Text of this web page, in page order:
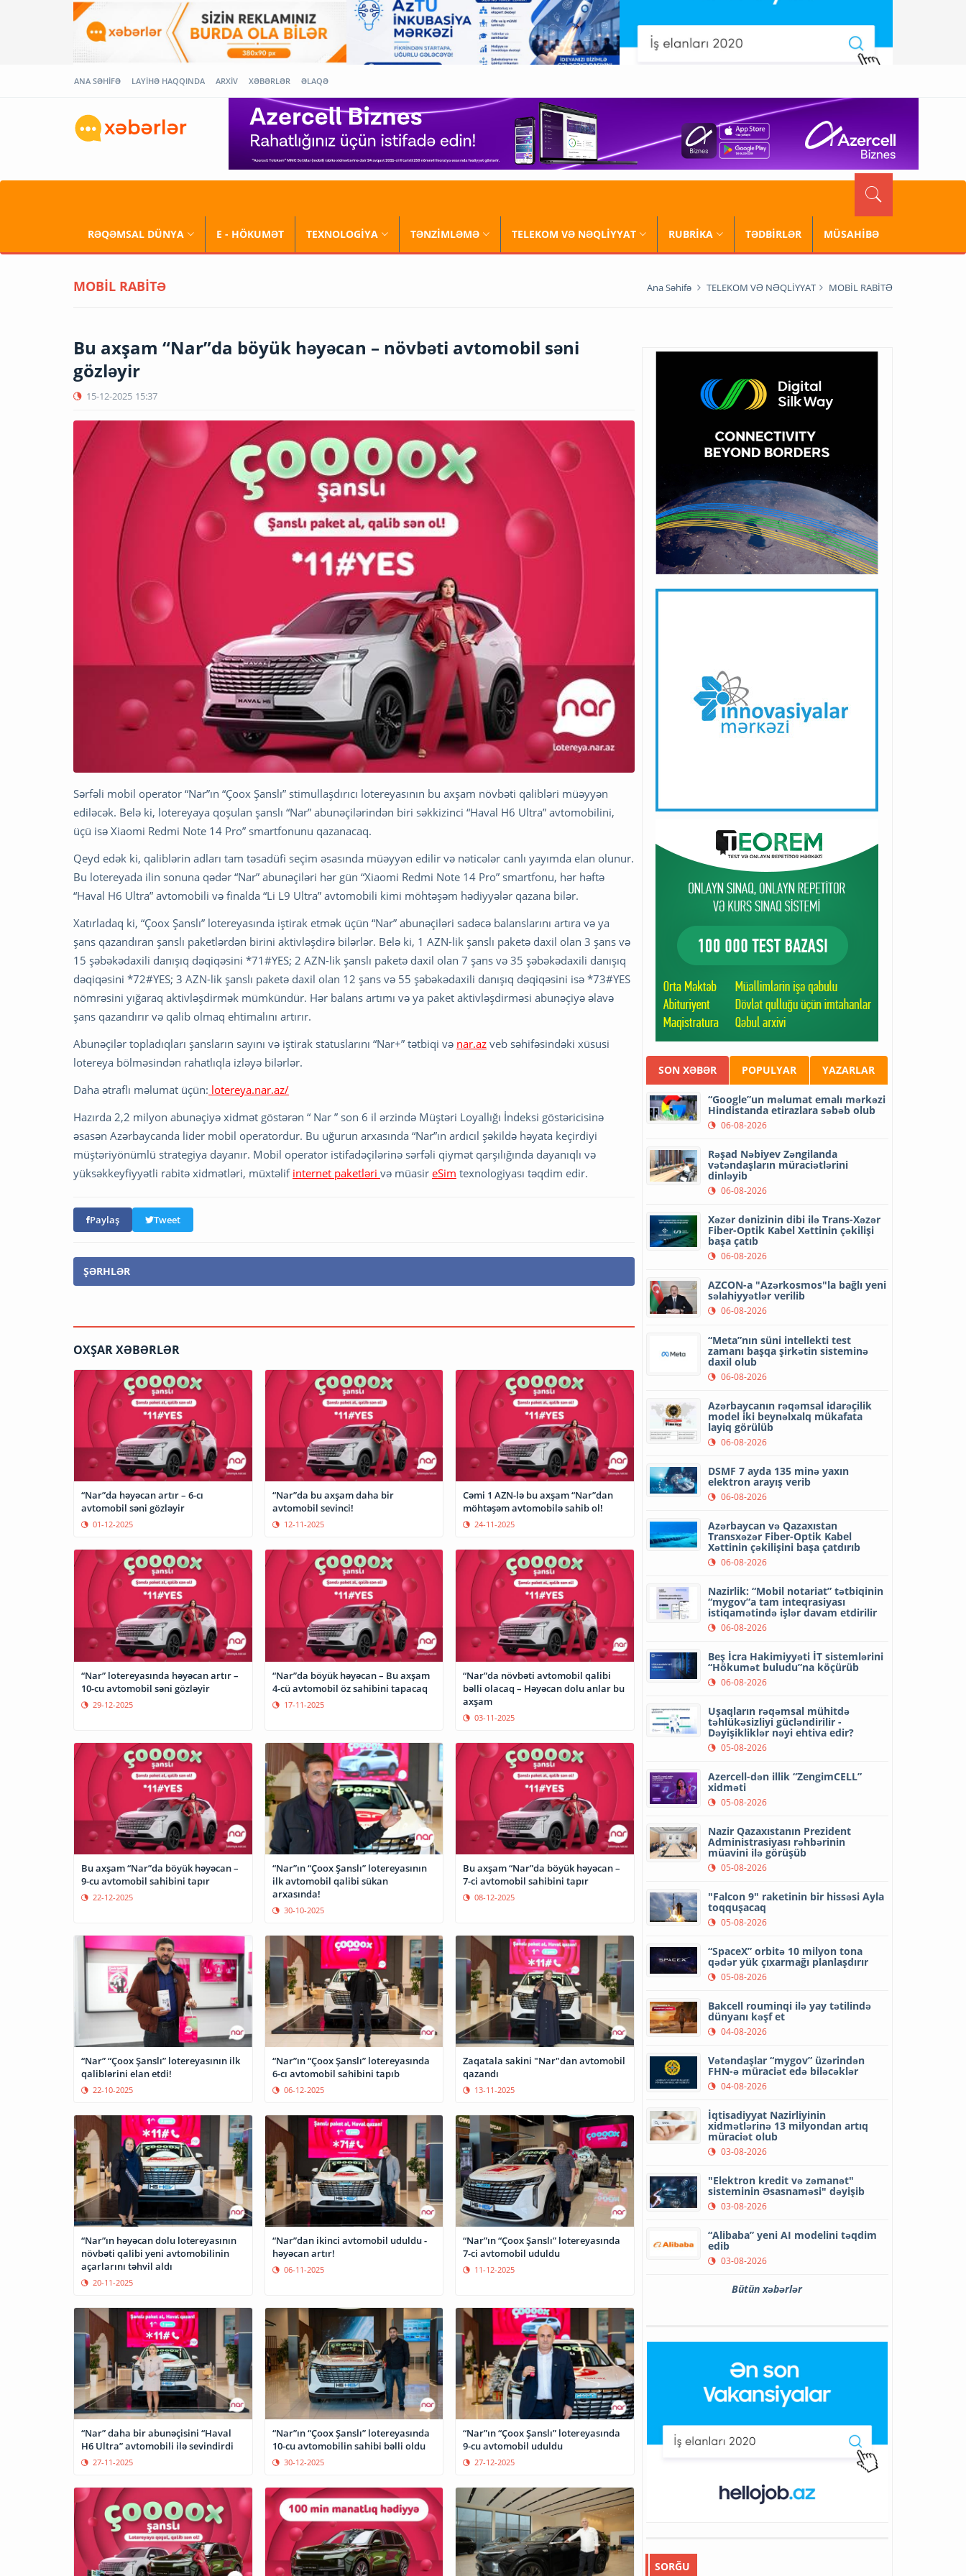
ANA SƏHİFƏ LAYİHƏ HAQQINDA ARXİV XƏBƏRLƏR ƏLAQƏ
RƏQƏMSAL DÜNYA E - HÖKUMƏT TEXNOLOGİYA TƏNZİMLƏMƏ TELEKOM VƏ NƏQLİYYAT RUBRİKA TƏDBİRLƏR MÜSAHİBƏ
MOBİL RABİTƏ Ana Səhifə TELEKOM VƏ NƏQLİYYAT MOBİL RABİTƏ
Bu axşam “Nar”da böyük həyəcan – növbəti avtomobil səni
gözləyir
15-12-2025 15:37
Sərfəli mobil operator “Nar”ın “Çoox Şanslı” stimullaşdırıcı lotereyasının bu axşam növbəti qalibləri müəyyən
ediləcək. Belə ki, lotereyaya qoşulan şanslı “Nar” abunəçilərindən biri səkkizinci “Haval H6 Ultra” avtomobilini,
üçü isə Xiaomi Redmi Note 14 Pro” smartfonunu qazanacaq.
Qeyd edək ki, qaliblərin adları tam təsadüfi seçim əsasında müəyyən edilir və nəticələr canlı yayımda elan olunur.
Bu lotereyada ilin sonuna qədər “Nar” abunəçiləri hər gün “Xiaomi Redmi Note 14 Pro” smartfonu, hər həftə
“Haval H6 Ultra” avtomobili və finalda “Li L9 Ultra” avtomobili kimi möhtəşəm hədiyyələr qazana bilər.
Xatırladaq ki, “Çoox Şanslı” lotereyasında iştirak etmək üçün “Nar” abunəçiləri sadəcə balanslarını artıra və ya
şans qazandıran şanslı paketlərdən birini aktivləşdirə bilərlər. Belə ki, 1 AZN-lik şanslı paketə daxil olan 3 şans və
15 şəbəkədaxili danışıq dəqiqəsini *71#YES; 2 AZN-lik şanslı paketə daxil olan 7 şans və 35 şəbəkədaxili danışıq
dəqiqəsini *72#YES; 3 AZN-lik şanslı paketə daxil olan 12 şans və 55 şəbəkədaxili danışıq dəqiqəsini isə *73#YES
nömrəsini yığaraq aktivləşdirmək mümkündür. Hər balans artımı və ya paket aktivləşdirməsi abunəçiyə əlavə
şans qazandırır və qalib olmaq ehtimalını artırır.
Abunəçilər topladıqları şansların sayını və iştirak statuslarını “Nar+” tətbiqi və nar.az veb səhifəsindəki xüsusi
lotereya bölməsindən rahatlıqla izləyə bilərlər.
Daha ətraflı məlumat üçün: lotereya.nar.az/
Hazırda 2,2 milyon abunəçiyə xidmət göstərən “ Nar ” son 6 il ərzində Müştəri Loyallığı İndeksi göstəricisinə
əsasən Azərbaycanda lider mobil operatordur. Bu uğurun arxasında “Nar”ın ardıcıl şəkildə həyata keçirdiyi
müştəriyönümlü strategiya dayanır. Mobil operator istifadəçilərinə sərfəli qiymət qarşılığında dayanıqlı və
yüksəkkeyfiyyətli rabitə xidmətləri, müxtəlif internet paketləri və müasir eSim texnologiyası təqdim edir.
Paylaş Tweet
ŞƏRHLƏR
OXŞAR XƏBƏRLƏR
“Nar”da həyəcan artır – 6-cı
avtomobil səni gözləyir
01-12-2025
“Nar”da bu axşam daha bir
avtomobil sevinci!
12-11-2025
Cəmi 1 AZN-lə bu axşam “Nar”dan
möhtəşəm avtomobilə sahib ol!
24-11-2025
“Nar” lotereyasında həyəcan artır –
10-cu avtomobil səni gözləyir
29-12-2025
“Nar”da böyük həyəcan – Bu axşam
4-cü avtomobil öz sahibini tapacaq
17-11-2025
“Nar”da növbəti avtomobil qalibi
bəlli olacaq – Həyəcan dolu anlar bu
axşam
03-11-2025
Bu axşam “Nar”da böyük həyəcan –
9-cu avtomobil sahibini tapır
22-12-2025
“Nar”ın “Çoox Şanslı” lotereyasının
ilk avtomobil qalibi sükan
arxasında!
30-10-2025
Bu axşam “Nar”da böyük həyəcan –
7-ci avtomobil sahibini tapır
08-12-2025
“Nar” “Çoox Şanslı” lotereyasının ilk
qaliblərini elan etdi!
22-10-2025
“Nar”ın “Çoox Şanslı” lotereyasında
6-cı avtomobil sahibini tapıb
06-12-2025
Zaqatala sakini "Nar"dan avtomobil
qazandı
13-11-2025
“Nar”ın həyəcan dolu lotereyasının
növbəti qalibi yeni avtomobilinin
açarlarını təhvil aldı
20-11-2025
“Nar”dan ikinci avtomobil uduldu -
həyəcan artır!
06-11-2025
“Nar”ın “Çoox Şanslı” lotereyasında
7-ci avtomobil uduldu
11-12-2025
“Nar” daha bir abunəçisini “Haval
H6 Ultra” avtomobili ilə sevindirdi
27-11-2025
“Nar”ın “Çoox Şanslı” lotereyasında
10-cu avtomobilin sahibi bəlli oldu
30-12-2025
“Nar”ın “Çoox Şanslı” lotereyasında
9-cu avtomobil uduldu
27-12-2025
SON XƏBƏR POPULYAR YAZARLAR
“Google”un məlumat emalı mərkəzi
Hindistanda etirazlara səbəb olub
06-08-2026
Rəşad Nəbiyev Zəngilanda
vətəndaşların müraciətlərini
dinləyib
06-08-2026
Xəzər dənizinin dibi ilə Trans-Xəzər
Fiber-Optik Kabel Xəttinin çəkilişi
başa çatıb
06-08-2026
AZCON-a "Azərkosmos"la bağlı yeni
səlahiyyətlər verilib
06-08-2026
“Meta”nın süni intellekti test
zamanı başqa şirkətin sisteminə
daxil olub
06-08-2026
Azərbaycanın rəqəmsal idarəçilik
model iki beynəlxalq mükafata
layiq görülüb
06-08-2026
DSMF 7 ayda 135 minə yaxın
elektron arayış verib
06-08-2026
Azərbaycan və Qazaxıstan
Transxəzər Fiber-Optik Kabel
Xəttinin çəkilişini başa çatdırıb
06-08-2026
Nazirlik: “Mobil notariat” tətbiqinin
“mygov”a tam inteqrasiyası
istiqamətində işlər davam etdirilir
06-08-2026
Beş İcra Hakimiyyəti İT sistemlərini
“Hökumət buludu”na köçürüb
06-08-2026
Uşaqların rəqəmsal mühitdə
təhlükəsizliyi gücləndirilir -
Dəyişikliklər nəyi ehtiva edir?
05-08-2026
Azercell-dən illik “ZengimCELL”
xidməti
05-08-2026
Nazir Qazaxıstanın Prezident
Administrasiyası rəhbərinin
müavini ilə görüşüb
05-08-2026
"Falcon 9" raketinin bir hissəsi Ayla
toqquşacaq
05-08-2026
“SpaceX” orbitə 10 milyon tona
qədər yük çıxarmağı planlaşdırır
05-08-2026
Bakcell rouminqi ilə yay tətilində
dünyanı kəşf et
04-08-2026
Vətəndaşlar “mygov” üzərindən
FHN-ə müraciət edə biləcəklər
04-08-2026
İqtisadiyyat Nazirliyinin
xidmətlərinə 13 milyondan artıq
müraciət olub
03-08-2026
"Elektron kredit və zəmanət"
sisteminin Əsasnaməsi" dəyişib
03-08-2026
“Alibaba” yeni AI modelini təqdim
edib
03-08-2026
Bütün xəbərlər
SORĞU